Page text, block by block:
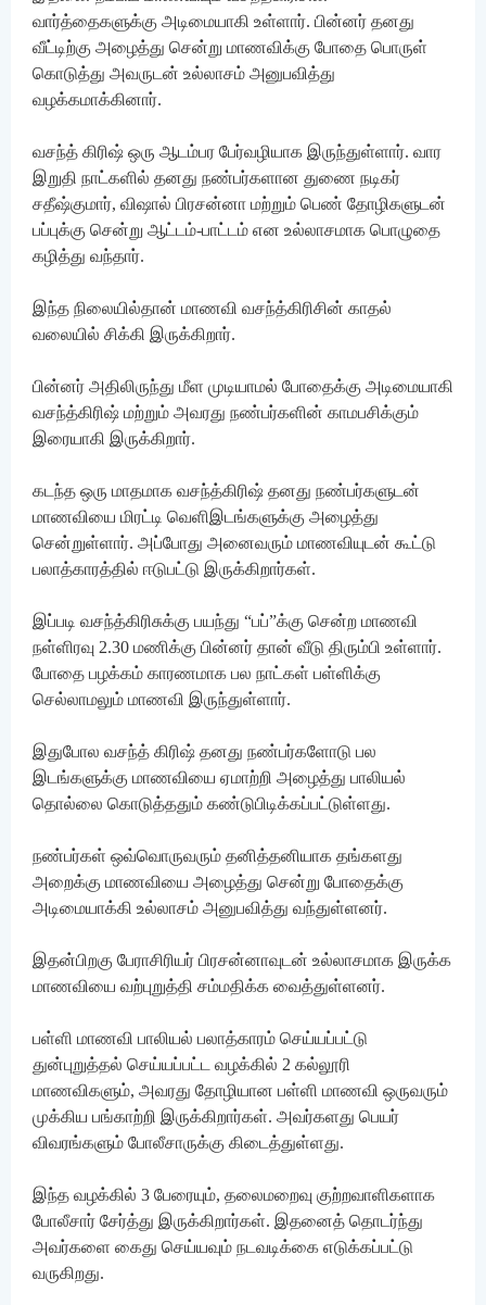
வார்த்தைகளுக்கு அடிமையாகி உள்ளார். பின்னர் தனது
வீட்டிற்கு அழைத்து சென்று மாணவிக்கு போதை பொருள்
கொடுத்து அவருடன் உல்லாசம் அனுபவித்து
வழக்கமாக்கினார்.
வசந்த் கிரிஷ் ஒரு ஆடம்பர பேர்வழியாக இருந்துள்ளார். வார
இறுதி நாட்களில் தனது நண்பர்களான துணை நடிகர்
சதீஷ்குமார், விஷால் பிரசன்னா மற்றும் பெண் தோழிகளுடன்
பப்புக்கு சென்று ஆட்டம்-பாட்டம் என உல்லாசமாக பொழுதை
கழித்து வந்தார்.
இந்த நிலையில்தான் மாணவி வசந்த்கிரிசின் காதல்
வலையில் சிக்கி இருக்கிறார்.
பின்னர் அதிலிருந்து மீள முடியாமல் போதைக்கு அடிமையாகி
வசந்த்கிரிஷ் மற்றும் அவரது நண்பர்களின் காமபசிக்கும்
இரையாகி இருக்கிறார்.
கடந்த ஒரு மாதமாக வசந்த்கிரிஷ் தனது நண்பர்களுடன்
மாணவியை மிரட்டி வெளிஇடங்களுக்கு அழைத்து
சென்றுள்ளார். அப்போது அனைவரும் மாணவியுடன் கூட்டு
பலாத்காரத்தில் ஈடுபட்டு இருக்கிறார்கள்.
இப்படி வசந்த்கிரிசுக்கு பயந்து “பப்”க்கு சென்ற மாணவி
நள்ளிரவு 2.30 மணிக்கு பின்னர் தான் வீடு திரும்பி உள்ளார்.
போதை பழக்கம் காரணமாக பல நாட்கள் பள்ளிக்கு
செல்லாமலும் மாணவி இருந்துள்ளார்.
இதுபோல வசந்த் கிரிஷ் தனது நண்பர்களோடு பல
இடங்களுக்கு மாணவியை ஏமாற்றி அழைத்து பாலியல்
தொல்லை கொடுத்ததும் கண்டுபிடிக்கப்பட்டுள்ளது.
நண்பர்கள் ஒவ்வொருவரும் தனித்தனியாக தங்களது
அறைக்கு மாணவியை அழைத்து சென்று போதைக்கு
அடிமையாக்கி உல்லாசம் அனுபவித்து வந்துள்ளனர்.
இதன்பிறகு பேராசிரியர் பிரசன்னாவுடன் உல்லாசமாக இருக்க
மாணவியை வற்புறுத்தி சம்மதிக்க வைத்துள்ளனர்.
பள்ளி மாணவி பாலியல் பலாத்காரம் செய்யப்பட்டு
துன்புறுத்தல் செய்யப்பட்ட வழக்கில் 2 கல்லூரி
மாணவிகளும், அவரது தோழியான பள்ளி மாணவி ஒருவரும்
முக்கிய பங்காற்றி இருக்கிறார்கள். அவர்களது பெயர்
விவரங்களும் போலீசாருக்கு கிடைத்துள்ளது.
இந்த வழக்கில் 3 பேரையும், தலைமறைவு குற்றவாளிகளாக
போலீசார் சேர்த்து இருக்கிறார்கள். இதனைத் தொடர்ந்து
அவர்களை கைது செய்யவும் நடவடிக்கை எடுக்கப்பட்டு
வருகிறது.